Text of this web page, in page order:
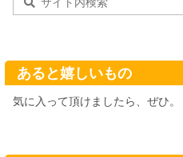
あると嬉しいもの
気に入って頂けましたら、ぜひ。